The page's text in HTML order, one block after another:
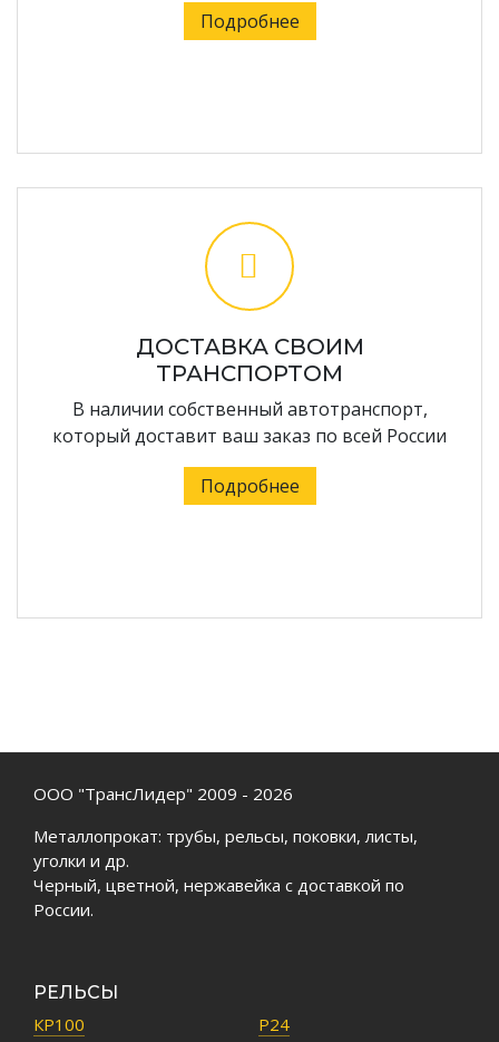
Подробнее
ДОСТАВКА СВОИМ
ТРАНСПОРТОМ
В наличии собственный автотранспорт,
который доставит ваш заказ по всей России
Подробнее
ООО "ТрансЛидер" 2009 - 2026
Металлопрокат: трубы, рельсы, поковки, листы,
уголки и др.
Черный, цветной, нержавейка с доставкой по
России.
РЕЛЬСЫ
КР100
Р24